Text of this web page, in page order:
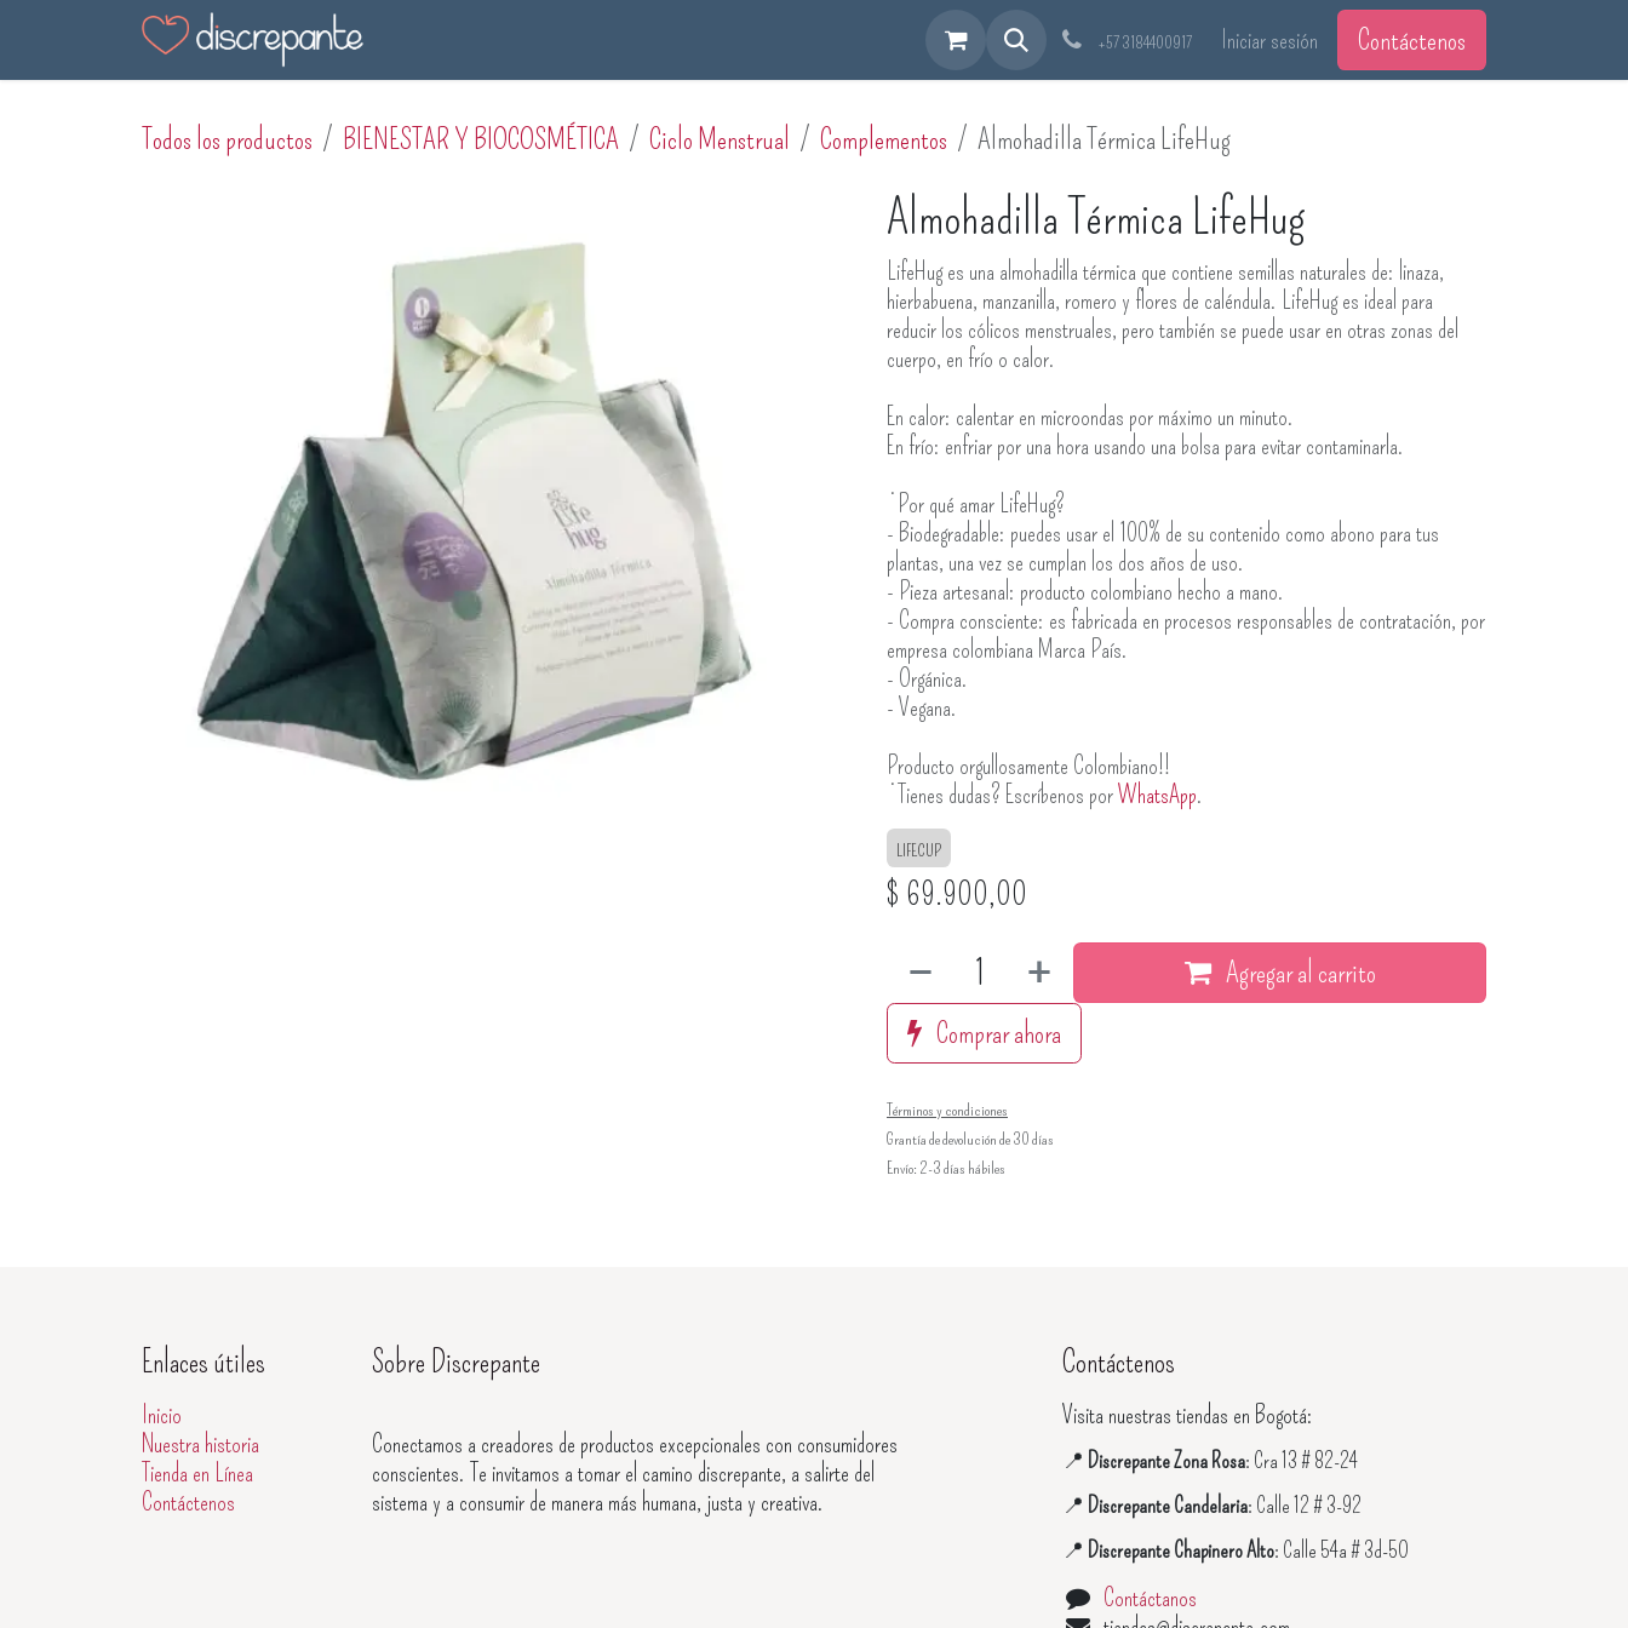
+57 3184400917 Iniciar sesión Contáctenos
Todos los productos BIENESTAR Y BIOCOSMÉTICA Ciclo Menstrual Complementos Almohadilla Térmica LifeHug
Almohadilla Térmica LifeHug
LifeHug es una almohadilla térmica que contiene semillas naturales de: linaza,
hierbabuena, manzanilla, romero y flores de caléndula. LifeHug es ideal para
reducir los cólicos menstruales, pero también se puede usar en otras zonas del
cuerpo, en frío o calor.
En calor: calentar en microondas por máximo un minuto.
En frío: enfriar por una hora usando una bolsa para evitar contaminarla.
¿Por qué amar LifeHug?
- Biodegradable: puedes usar el 100% de su contenido como abono para tus
plantas, una vez se cumplan los dos años de uso.
- Pieza artesanal: producto colombiano hecho a mano.
- Compra consciente: es fabricada en procesos responsables de contratación, por
empresa colombiana Marca País.
- Orgánica.
- Vegana.
Producto orgullosamente Colombiano!!
¿Tienes dudas? Escríbenos porWhatsApp.
LIFECUP
$ 69.900,00
Agregar al carrito
Comprar ahora
Términos y condiciones
Grantía de devolución de 30 días
Envío: 2-3 días hábiles
Enlaces útiles
Inicio
Nuestra historia
Tienda en Línea
Contáctenos
Sobre Discrepante
Conectamos a creadores de productos excepcionales con consumidores
conscientes. Te invitamos a tomar el camino discrepante, a salirte del
sistema y a consumir de manera más humana, justa y creativa.
Contáctenos
Visita nuestras tiendas en Bogotá:
📍 Discrepante Zona Rosa: Cra 13 # 82-24
📍 Discrepante Candelaria: Calle 12 # 3-92
📍 Discrepante Chapinero Alto: Calle 54a # 3d-50
Contáctanos